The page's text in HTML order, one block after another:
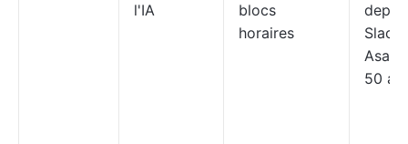
l'IA
blocs
horaires
50